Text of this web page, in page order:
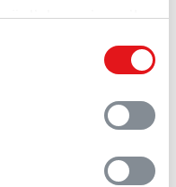
mit
im Rahmen
Kartoffelwedges und
Oliventapenade und